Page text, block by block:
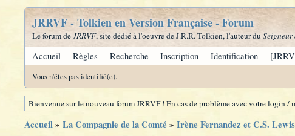
JRRVF - Tolkien en Version Française - Forum
Le forum deJRRVF, site dédié à l'oeuvre de J.R.R. Tolkien, l'auteur du Seigneur
Accueil Règles Recherche Inscription Identification
Vous n'êtes pas identifié(e).
Bienvenue sur le nouveau forum JRRVF ! En cas de problème avec votre login /
Accueil» La Compagnie de la Comté » Irène Fernandez et C.S. Lewis